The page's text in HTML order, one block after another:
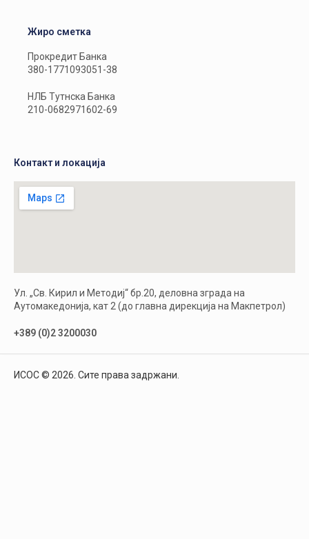
Жиро сметка
Прокредит Банка
380-1771093051-38
НЛБ Тутнска Банка
210-0682971602-69
Контакт и локација
Ул. „Св. Кирил и Методиј“ бр.20, деловна зграда на
Аутомакедонија, кат 2 (до главна дирекција на Макпетрол)
+389 (0)2 3200030
ИСОС © 2026. Сите права задржани.